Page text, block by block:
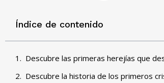
Índice de contenido
Descubre las primeras herejías que
Descubre la historia de los primeros